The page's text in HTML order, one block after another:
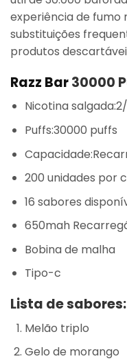
experiência de fumo
substituições
produtos
Razz Bar30000
Nicotina
Puffs:30000 puffs
200 unidades por
16 sabores
650mah
Bobina de malha
Tipo-c
Lista de sabores:
Melão triplo
Gelo de morango